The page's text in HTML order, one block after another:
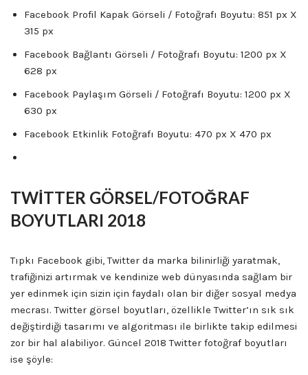
Facebook Profil Kapak Görseli / Fotoğrafı Boyutu: 851 px X
315 px
Facebook Bağlantı Görseli / Fotoğrafı Boyutu: 1200 px X
628 px
Facebook Paylaşım Görseli / Fotoğrafı Boyutu: 1200 px X
630 px
Facebook Etkinlik Fotoğrafı Boyutu: 470 px X 470 px
TWİTTER GÖRSEL/FOTOĞRAF
BOYUTLARI 2018
Tıpkı Facebook gibi, Twitter da marka bilinirliği yaratmak,
trafiğinizi artırmak ve kendinize web dünyasında sağlam bir
yer edinmek için sizin için faydalı olan bir diğer sosyal medya
mecrası. Twitter görsel boyutları, özellikle Twitter’ın sık sık
değiştirdiği tasarımı ve algoritması ile birlikte takip edilmesi
zor bir hal alabiliyor. Güncel 2018 Twitter fotoğraf boyutları
ise şöyle: